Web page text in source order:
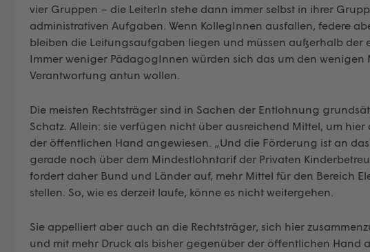
vier Gruppen – die LeiterIn stehe dann immer selbst in ihrer
administrativen Aufgaben. Wenn KollegInnen ausfallen, federe
bleiben die Leitungsaufgaben liegen und müssen außerhalb der
Immer weniger PädagogInnen würden sich das um den
Verantwortung antun wollen.
Die meisten Rechtsträger sind in Sachen der Entlohnung
Schatz. Allein: sie verfügen nicht über ausreichend Mittel, um
der öffentlichen Hand angewiesen. „Und die Förderung ist an
gerade noch über dem Mindestlohntarif der Privaten
fordert daher Bund und Länder auf, mehr Mittel für den Bereich
stellen. So, wie es derzeit laufe, könne es nicht weitergehen.
Sie appelliert aber auch an die Rechtsträger, sich hier
und mit mehr Druck als bisher gegenüber der öffentlichen Hand